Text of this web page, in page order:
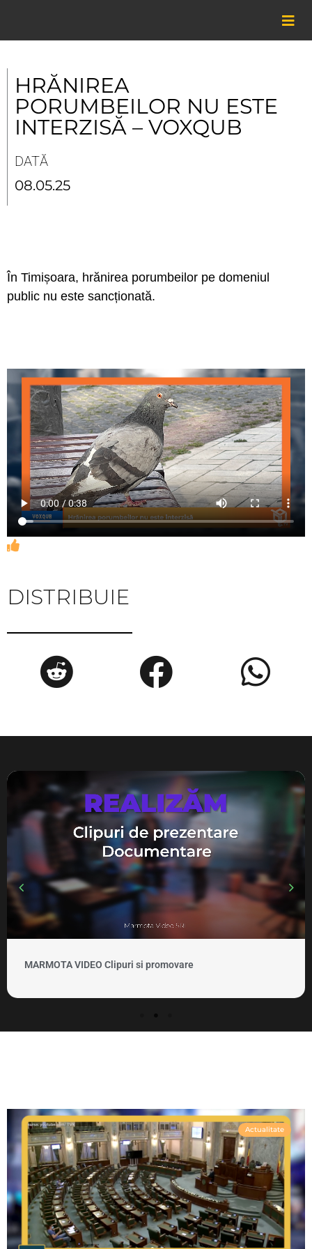
content
HRĂNIREA
PORUMBEILOR NU ESTE
INTERZISĂ – VOXQUB
DATĂ
08.05.25
În Timișoara, hrănirea porumbeilor pe domeniul
public nu este sancționată.
DISTRIBUIE
MARMOTA VIDEO Clipuri si promovare
Actualitate